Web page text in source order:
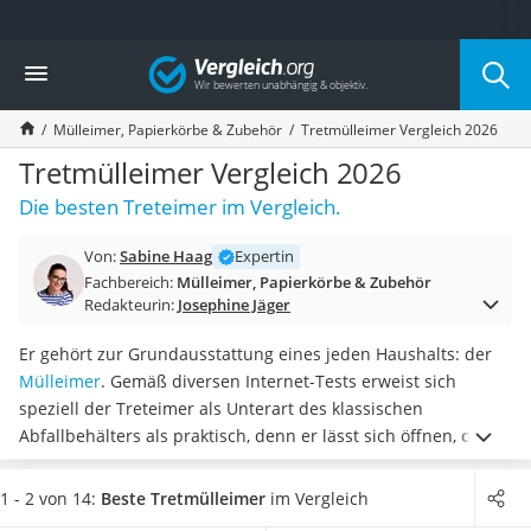
Die beliebtesten Vergleiche nach Kategorie
Haushalt
Wassersprudler
Zentralstaubsauger
Brotbackautomat
Wischroboter
Wäschespinne
Spülmaschinentabs
Akku-Staubsauger
AEG-Waschmaschine
Saug-Wisch-Roboter
Handstaubsauger
Milchaufschäumer
Kondenstrockner
Reiskocher
Vergleich
Mülleimer, Papierkörbe & Zubehör Tretmülleimer Vergleich 2026
Tretmülleimer Vergleich 2026
Die besten Treteimer im Vergleich.
Von:Sabine Haag
Expertin
Fachbereich: Mülleimer, Papierkörbe & Zubehör
Redakteurin: Josephine Jäger
Er gehört zur Grundausstattung eines jeden Haushalts: der
Mülleimer. Gemäß diversen Internet-Tests erweist sich
speziell der Treteimer als Unterart des klassischen
Abfallbehälters als praktisch, denn er lässt sich öffnen, ohne
dass Sie hierfür Ihre Hände einsetzen müssen.Wenn Sie
Wert auf eine ökologische Haushaltsführung legen, sollten Sie
1 - 2 von 14: Beste Tretmülleimer im Vergleich